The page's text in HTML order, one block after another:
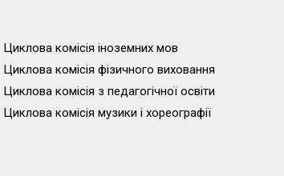
Циклова комісія іноземних мов
Циклова комісія фізичного виховання
Циклова комісія з педагогічної освіти
Циклова комісія музики і хореографії